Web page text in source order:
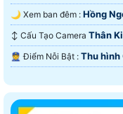
🌙 Xem ban đêm : Hồng
↕️ Cấu Tạo Camera Thân
️👮 Điểm Nỗi Bật : Thu hình